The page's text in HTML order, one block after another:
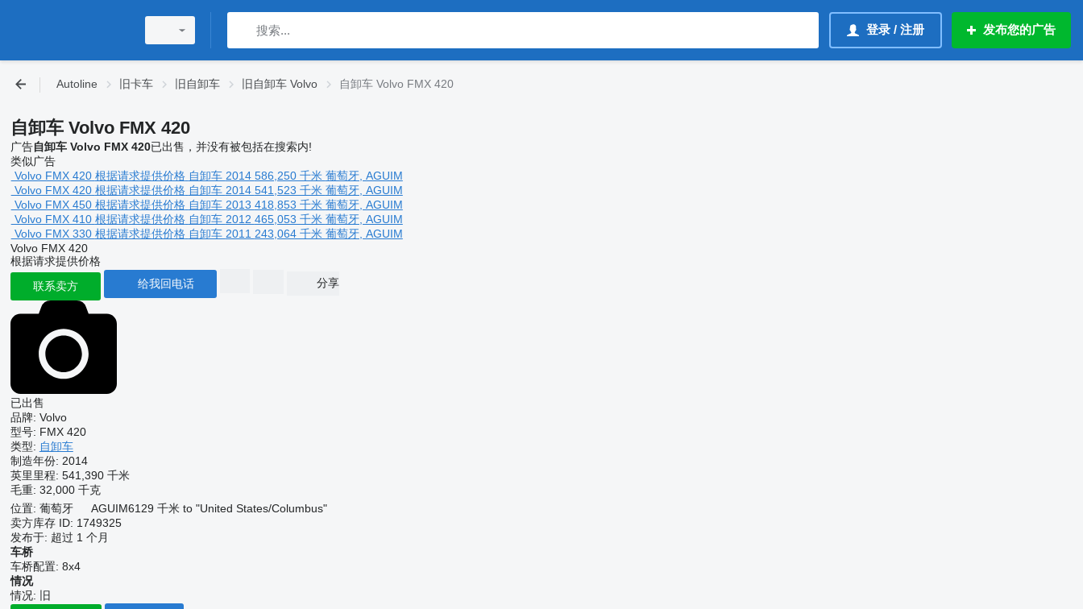
登录 / 注册 发布您的广告
Autoline 旧卡车 旧自卸车 旧自卸车 Volvo 自卸车 Volvo FMX 420
自卸车 Volvo FMX 420
广告自卸车 Volvo FMX 420已出售，并没有被包括在搜索内!
类似广告
Volvo FMX 420 根据请求提供价格 自卸车 2014 586,250 千米 葡萄牙, AGUIM
Volvo FMX 420 根据请求提供价格 自卸车 2014 541,523 千米 葡萄牙, AGUIM
Volvo FMX 450 根据请求提供价格 自卸车 2013 418,853 千米 葡萄牙, AGUIM
Volvo FMX 410 根据请求提供价格 自卸车 2012 465,053 千米 葡萄牙, AGUIM
Volvo FMX 330 根据请求提供价格 自卸车 2011 243,064 千米 葡萄牙, AGUIM
Volvo FMX 420
根据请求提供价格
联系卖方
给我回电话 分享
已出售
品牌: Volvo
型号: FMX 420
类型: 自卸车
制造年份: 2014
英里里程: 541,390 千米
毛重: 32,000 千克
位置: 葡萄牙 AGUIM6129 千米 to "United States/Columbus"
卖方库存 ID: 1749325
发布于: 超过 1 个月
车桥
车桥配置: 8x4
情况
情况:
旧